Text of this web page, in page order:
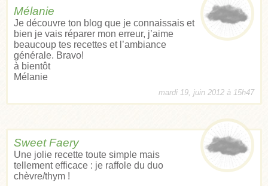
Mélanie
Je découvre ton blog que je connaissais et
bien je vais réparer mon erreur, j’aime
beaucoup tes recettes et l’ambiance
générale. Bravo!
à bientôt
Mélanie
mardi 19, juin 2012 à 15h47
Sweet Faery
Une jolie recette toute simple mais
tellement efficace : je raffole du duo
chèvre/thym !